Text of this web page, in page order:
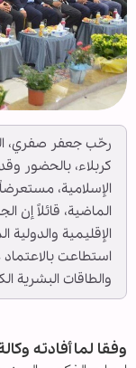
رحّب جعفر صفري،
كربلاء، بالحضور
الماضية، قائلاً إن
الإقليمية
استطاعت بالاعتماد
والطاقات البشرية
وفقا لما أفادته